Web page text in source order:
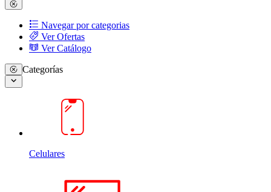
Navegar por categorias
Ver Ofertas
Ver Catálogo
Categorías
Celulares